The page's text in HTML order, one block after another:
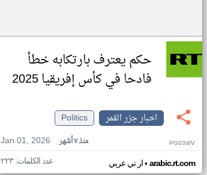
حكم يعترف بارتكابه خطأ
فادحا في كأس إفريقيا 2025
اخبار جزر القمر
Politics
Jan 01, 2026
منذ ٧ أشهر PG03WV
ار تي عربي• arabic.rt.com عدد الكلمات: ٢٢٣